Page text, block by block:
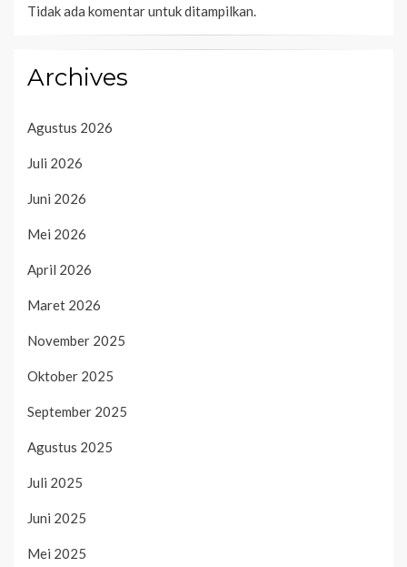
Tidak ada komentar untuk ditampilkan.
Archives
Agustus 2026
Juli 2026
Juni 2026
Mei 2026
April 2026
Maret 2026
November 2025
Oktober 2025
September 2025
Agustus 2025
Juli 2025
Juni 2025
Mei 2025